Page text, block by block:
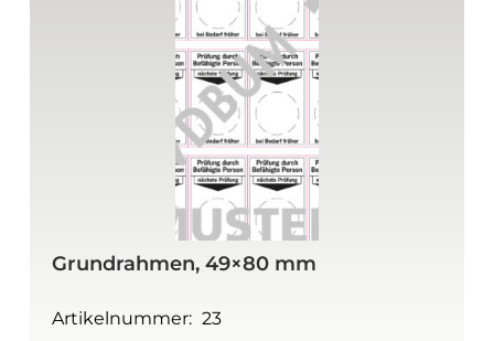
Grundrahmen, 49×80 mm
Artikelnummer: 23